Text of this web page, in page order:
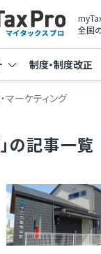
全国
制度・制度改正
マーケティング
の記事一覧